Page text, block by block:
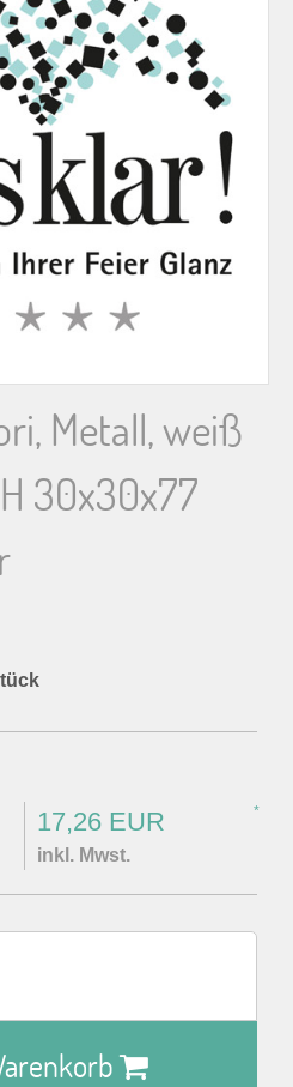
Metall, weiß
30x30x77
17,26 EUR *
inkl. Mwst.